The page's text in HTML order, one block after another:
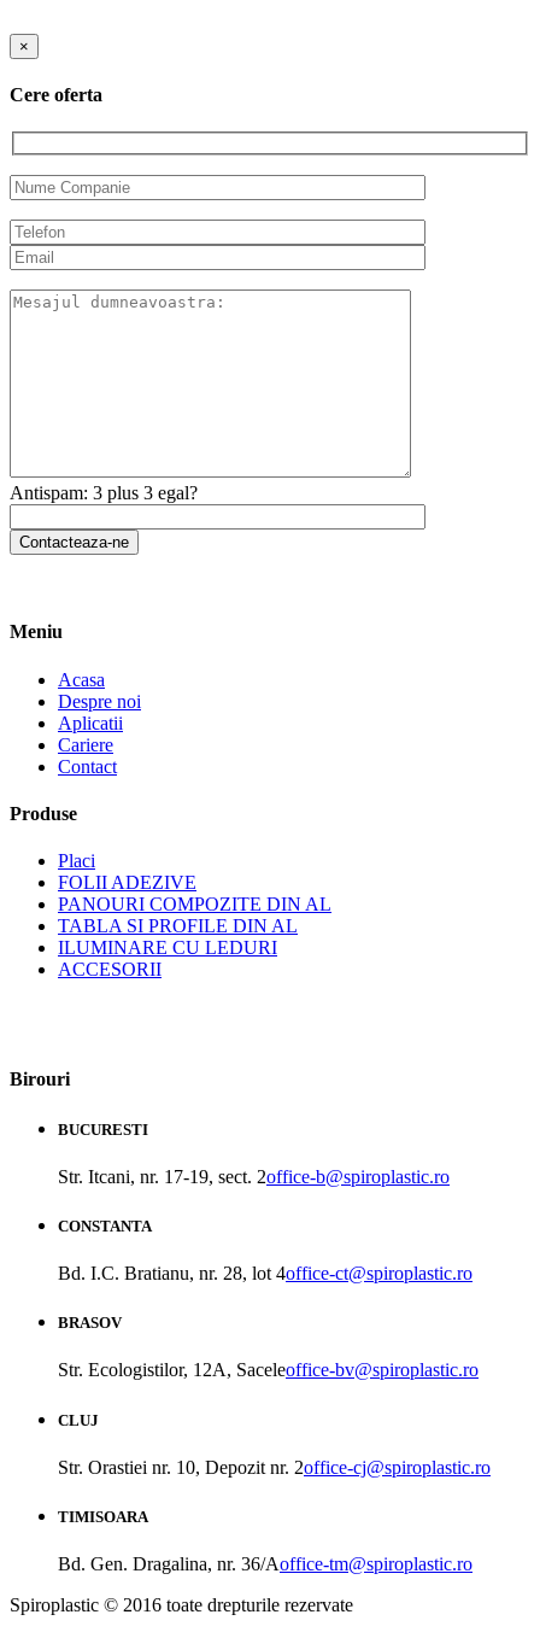
×
Cere oferta
Antispam: 3 plus 3 egal?
Meniu
Acasa
Despre noi
Aplicatii
Cariere
Contact
Produse
Placi
FOLII ADEZIVE
PANOURI COMPOZITE DIN AL
TABLA SI PROFILE DIN AL
ILUMINARE CU LEDURI
ACCESORII
Birouri
BUCURESTI
Str. Itcani, nr. 17-19, sect. 2office-b@spiroplastic.ro
CONSTANTA
Bd. I.C. Bratianu, nr. 28, lot 4office-ct@spiroplastic.ro
BRASOV
Str. Ecologistilor, 12A, Saceleoffice-bv@spiroplastic.ro
CLUJ
Str. Orastiei nr. 10, Depozit nr. 2office-cj@spiroplastic.ro
TIMISOARA
Bd. Gen. Dragalina, nr. 36/Aoffice-tm@spiroplastic.ro
Spiroplastic © 2016 toate drepturile rezervate